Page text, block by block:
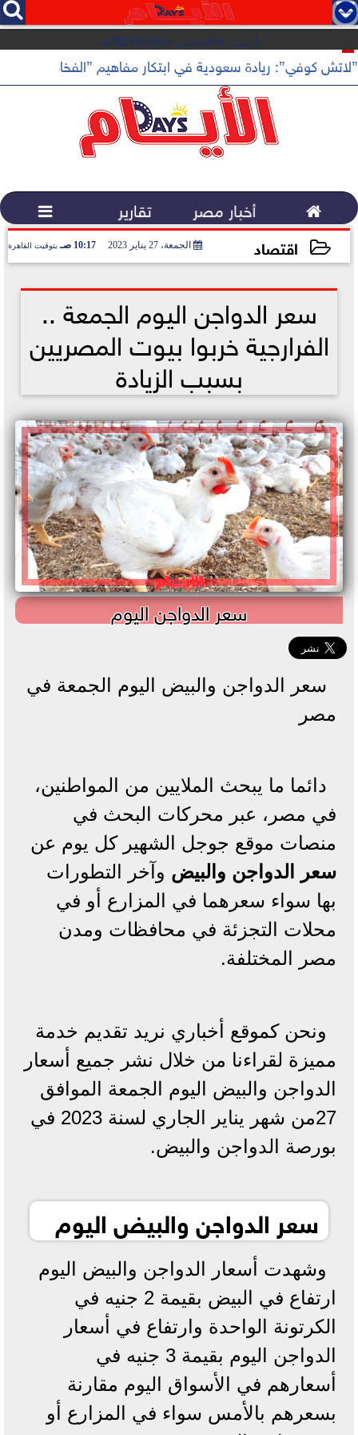
   
السبت 8 أغسطس 2026 02:13 مـ
”لاتش كوفي”: ريادة سعودية في ابتكار مفاهيم ”الفخامة
 أخبار مصر تقارير 
اقتصاد الجمعة، 27 يناير 2023 10:17 صـ بتوقيت القاهرة
سعر الدواجن اليوم الجمعة ..
الفرارجية خربوا بيوت المصريين
بسبب الزيادة
سعر الدواجن اليوم
سعر الدواجن والبيض اليوم الجمعة في
مصر
دائما ما يبحث الملايين من المواطنين،
في مصر، عبر محركات البحث في
منصات موقع جوجل الشهير كل يوم عن
سعر
الدواجن والبيض وآخر التطورات
بها سواء سعرهما في المزارع أو في
محلات التجزئة في محافظات ومدن
مصر المختلفة.
ونحن كموقع أخباري نريد تقديم خدمة
مميزة لقراءنا من خلال نشر جميع أسعار
الدواجن والبيض اليوم الجمعة الموافق
27من شهر يناير الجاري لسنة 2023 في
بورصة الدواجن والبيض.
سعر الدواجن والبيض اليوم
وشهدت أسعار الدواجن والبيض اليوم
ارتفاع في البيض بقيمة 2 جنيه في
الكرتونة الواحدة وارتفاع في أسعار
الدواجن اليوم بقيمة 3 جنيه في
أسعارهم في الأسواق اليوم مقارنة
بسعرهم بالأمس سواء في المزارع أو